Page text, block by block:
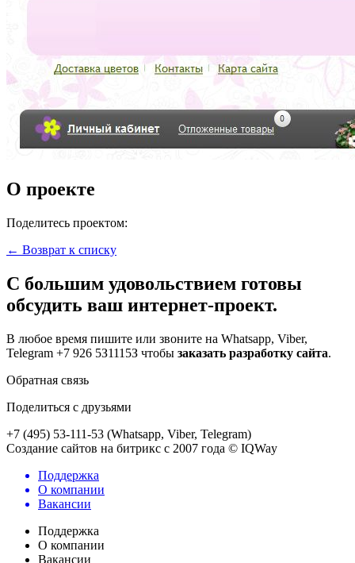
О проекте
Поделитесь проектом:
← Возврат к списку
С большим удовольствием готовы
обсудить ваш интернет-проект.
В любое время пишите или звоните на Whatsapp, Viber,
Telegram +7 926 5З1115З чтобы заказать разработку сайта.
Обратная связь
Поделиться с друзьями
+7 (495) 53-111-53 (Whatsapp, Viber, Telegram)
Создание сайтов на битрикс с 2007 года © IQWay
Поддержка
О компании
Вакансии
Поддержка
О компании
Вакансии